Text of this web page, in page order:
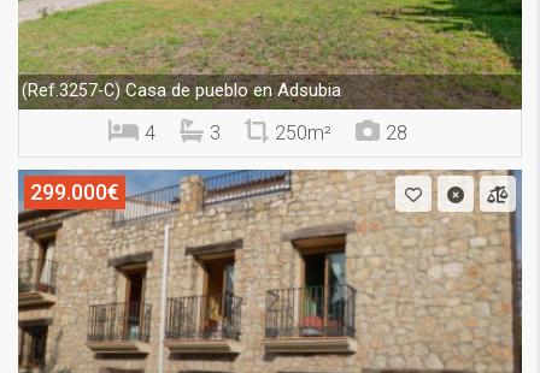
(Ref.3257-C)Casa de pueblo en Adsubia
4 3 250m² 28
299.000€